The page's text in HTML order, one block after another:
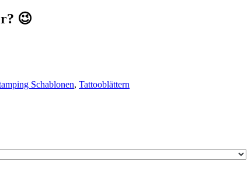
😉
Schablonen, Tattooblättern